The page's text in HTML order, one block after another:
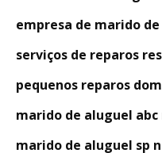
empresa de marido
serviços de reparos
pequenos reparos
marido de aluguel
marido de aluguel sp